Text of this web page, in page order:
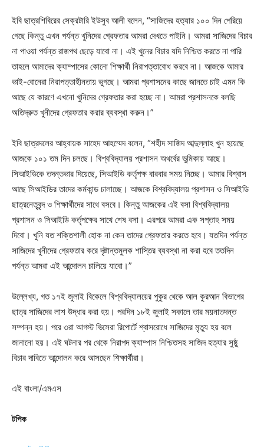
ইবি ছাত্রশিবিরের সেক্রটারি ইউসুব আলী বলেন, “সাজিদের হত্যার ১০০ দিন পেরিয়ে
গেছে কিন্তু এখন পর্যন্ত খুনিদের গ্রেফতার আমরা দেখতে পাইনি। আমরা সাজিদের বিচার
না পাওয়া পর্যন্ত রাজপথ ছেড়ে যাবো না। এই খুনের বিচার যদি নিশ্চিত করতে না পারি
তাহলে আমাদের ক্যাম্পাসের কোনো শিক্ষার্থী নিরাপত্তাবোধ করবে না। আজকে আমার
ভাই-বোনেরা নিরাপত্তাহীনতায় ভুগছে। আমরা প্রশাসনের কাছে জানতে চাই এমন কি
আছে যে কারণে এখনো খুনিদের গ্রেফতার করা হচ্ছে না। আমরা প্রশাসনকে বলছি
অতিদ্রুত খুনীদের গ্রেফতার করার ব্যবস্থা করুন।”
ইবি ছাত্রদলের আহ্বায়ক সাহেদ আহম্মেদ বলেন, “শহীদ সাজিদ আব্দুল্লাহ খুন হয়েছে
আজকে ১০১ তম দিন চলছে। বিশ্ববিদ্যালয় প্রশাসন অথর্বের ভুমিকায় আছে।
সিআইডিকে তদন্তভার দিয়েছে, সিআইডি কর্তৃপক্ষ বারবার সময় নিচ্ছে। আমার বিশ্বাস
আছে সিআইডির তাদের কর্মকান্ড চালাচ্ছে। আজকে বিশ্ববিদ্যালয় প্রশাসন ও সিআইডি
ছাত্রনেতৃবৃন্দ ও শিক্ষার্থীদের সাথে বসবে। কিন্তু আজকের এই বসা বিশ্ববিদ্যালয়
প্রশাসন ও সিআইডি কর্তৃপক্ষের সাথে শেষ বসা। এরপরে আমরা এক সপ্তাহ সময়
দিবো। খুনি যত শক্তিশালী হোক না কেন তাদের গ্রেফতার করতে হবে। যতদিন পর্যন্ত
সাজিদের খুনীদের গ্রেফতার করে দৃষ্টান্তমুলক শাস্তির ব্যবস্থা না করা হবে ততদিন
পর্যন্ত আমরা এই আন্দোলন চালিয়ে যাবো।”
উল্লেখ্য, গত ১৭ই জুলাই বিকেলে বিশ্ববিদ্যালয়ের পুকুর থেকে আল কুরআন বিভাগের
ছাত্র সাজিদের লাশ উদ্ধার করা হয়। পরদিন ১৮ই জুলাই সকালে তার ময়নাতদন্ত
সম্পন্ন হয়। পরে ৩রা আগস্ট ভিসেরা রিপোর্টে শ্বাসরোধে সাজিদের মৃত্যু হয় বলে
জানানো হয়। এই ঘটনার পর থেকে নিরাপদ ক্যাম্পাস নিশ্চিতসহ সাজিদ হত্যার সুষ্ঠু
বিচার দাবিতে আন্দোলন করে আসছেন শিক্ষার্থীরা।
এই বাংলা/এমএস
টপিক